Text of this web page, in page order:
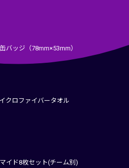
バッジ（78mm×53mm）
クロファイバータオル
イド8枚セット(チーム別)